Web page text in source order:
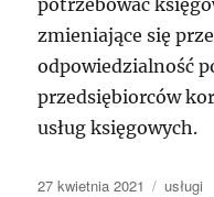
zmieniające się
odpowiedzialność
przedsiębiorców
usług księgowych.
Data
27 kwietnia 2021 Kategorie
usługi